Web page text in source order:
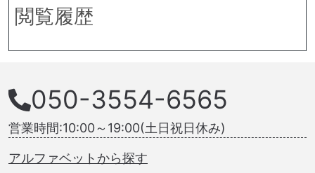
閲覧履歴
050-3554-6565
営業時間:10:00～19:00(土日祝日休み)
アルファベットから探す